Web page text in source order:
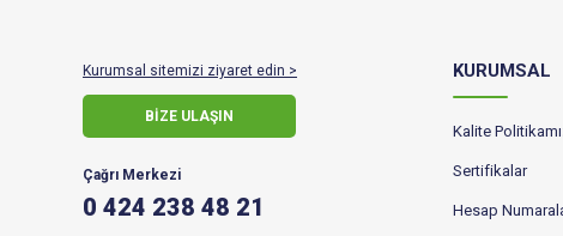
Kurumsal sitemizi ziyaret edin >
BİZE ULAŞIN
Çağrı Merkezi
0 424 238 48 21
KURUMSAL
Kalite
Sertifikalar
Hesap